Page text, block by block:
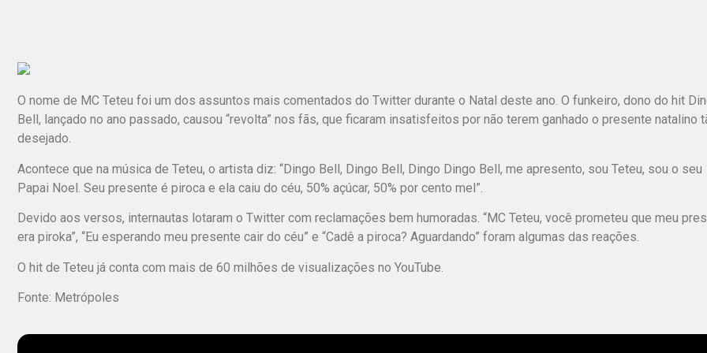
O nome de MC Teteu foi um dos assuntos mais comentados do Twitter durante o Natal deste ano. O funkeiro, dono do hit
Bell, lançado no ano passado, causou “revolta” nos fãs, que ficaram insatisfeitos por não terem ganhado o presente natalino
desejado.
Acontece que na música de Teteu, o artista diz: “Dingo Bell, Dingo Bell, Dingo Dingo Bell, me apresento, sou Teteu, sou o seu
Papai Noel. Seu presente é piroca e ela caiu do céu, 50% açúcar, 50% por cento mel”.
Devido aos versos, internautas lotaram o Twitter com reclamações bem humoradas. “MC Teteu, você prometeu que meu
era piroka”, “Eu esperando meu presente cair do céu” e “Cadê a piroca? Aguardando” foram algumas das reações.
O hit de Teteu já conta com mais de 60 milhões de visualizações no YouTube.
Fonte: Metrópoles